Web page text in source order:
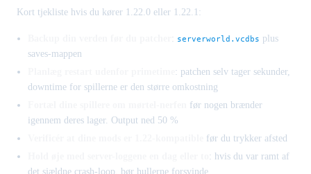
Kort tjekliste hvis du kører 1.22.0 eller 1.22.1:
: serverworld.vcdbs plus
saves-mappen
: patchen selv tager sekunder,
downtime for spillerne er den større omkostning
før nogen brænder
igennem deres lager. Output ned 50 %
før du trykker afsted
: hvis du var ramt af
det sjældne crash-loop, bør hullerne forsvinde